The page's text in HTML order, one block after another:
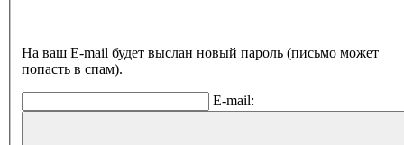
На ваш E-mail будет выслан новый пароль (письмо может
попасть в спам).
E-mail: